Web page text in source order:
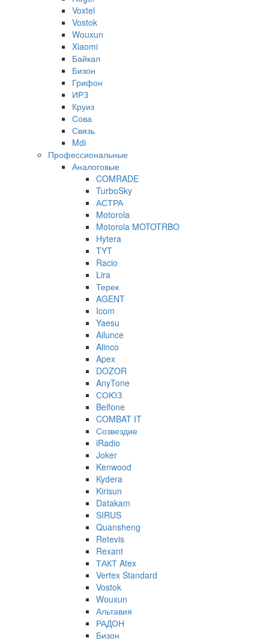
Voxtel
Vostok
Wouxun
Xiaomi
Байкал
Бизон
Грифон
ИРЗ
Круиз
Сова
Связь
Mdi
Профессиональные
Аналоговые
COMRADE
TurboSky
АСТРА
Motorola
Motorola MOTOTRBO
Hytera
TYT
Racio
Lira
Терек
AGENT
Icom
Yaesu
Ailunce
Alinco
Apex
DOZOR
AnyTone
СОЮЗ
Belfone
COMBAT IT
Созвездие
iRadio
Joker
Kenwood
Kydera
Kirisun
Datakam
SIRUS
Quansheng
Retevis
Rexant
ТАКТ Atex
Vertex Standard
Vostok
Wouxun
Альтавия
РАДОН
Бизон